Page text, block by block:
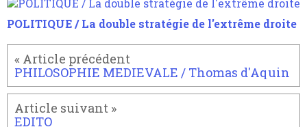
POLITIQUE / La double stratégie de l'extrême droite
PHILOSOPHIE MEDIEVALE / Thomas d'Aquin
EDITO